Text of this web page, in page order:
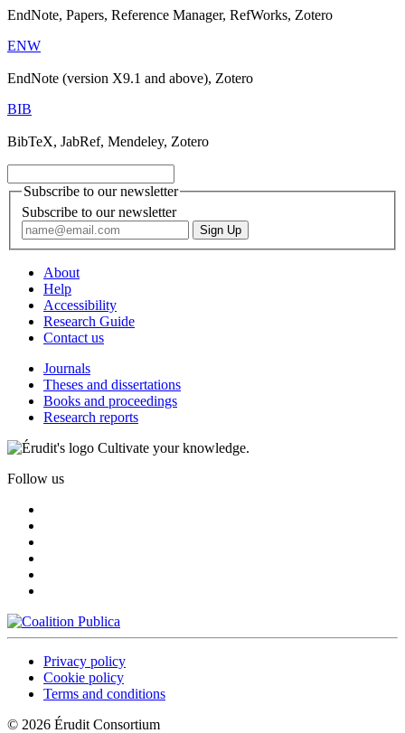
EndNote, Papers, Reference Manager, RefWorks, Zotero
ENW
EndNote (version X9.1 and above), Zotero
BIB
BibTeX, JabRef, Mendeley, Zotero
Subscribe to our newsletter
Subscribe to our newsletter
About
Help
Accessibility
Research Guide
Contact us
Journals
Theses and dissertations
Books and proceedings
Research reports
Cultivate your knowledge.
Follow us
Privacy policy
Cookie policy
Terms and conditions
© 2026 Érudit Consortium